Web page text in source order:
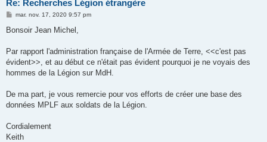
Re: Recherches Légion étrangère
M
s
g
mar. nov. 17, 2020 9:57 pm
Bonsoir Jean Michel,
Par rapport l'administration française de l'Armée de Terre, <<c'est pas
évident>>, et au début ce n'était pas évident pourquoi je ne voyais des
hommes de la Légion sur MdH.
De ma part, je vous remercie pour vos efforts de créer une base des
données MPLF aux soldats de la Légion.
Cordialement
Keith